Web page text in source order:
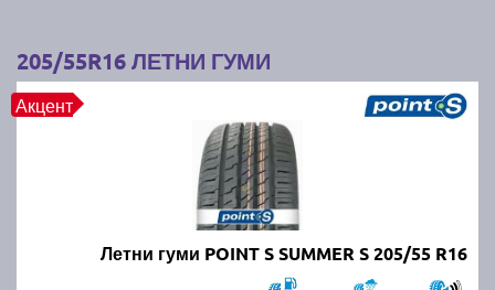
205/55R16 ЛЕТНИ ГУМИ
Акцент
Летни гуми POINT S SUMMER S 205/55 R16